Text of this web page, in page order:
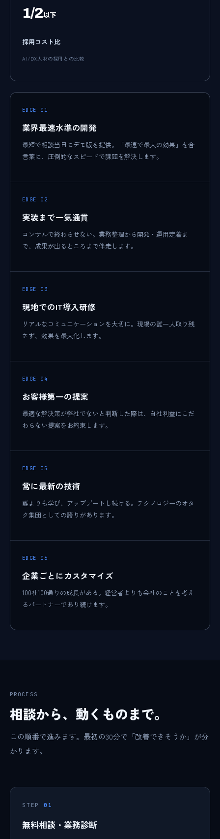
1/2以下
採用コスト比
AI/DX人材の採用との比較
EDGE 01
業界最速水準の開発
最短で相談当日にデモ版を提供。「最速で最大の効果」を合
言葉に、圧倒的なスピードで課題を解決します。
EDGE 02
実装まで一気通貫
コンサルで終わらせない。業務整理から開発・運用定着ま
で、成果が出るところまで伴走します。
EDGE 03
現地でのIT導入研修
リアルなコミュニケーションを大切に。現場の誰一人取り残
さず、効果を最大化します。
EDGE 04
お客様第一の提案
最適な解決策が弊社でないと判断した際は、自社利益にこだ
わらない提案をお約束します。
EDGE 05
常に最新の技術
誰よりも学び、アップデートし続ける。テクノロジーのオタ
ク集団としての誇りがあります。
EDGE 06
企業ごとにカスタマイズ
100社100通りの成長がある。経営者よりも会社のことを考え
るパートナーであり続けます。
PROCESS
相談から、動くものまで。
この順番で進みます。最初の30分で「改善できそうか」が分
かります。
STEP 01
無料相談・業務診断